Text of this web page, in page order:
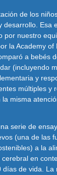
de los
desarrollo. Esa
por nuestro
la Academy of
a bebés
(incluyendo
y
múltiples y
misma
serie de
(una de las
a la
en
de vida.